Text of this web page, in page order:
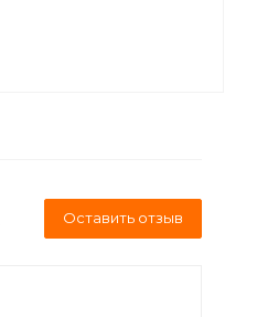
Оставить отзыв